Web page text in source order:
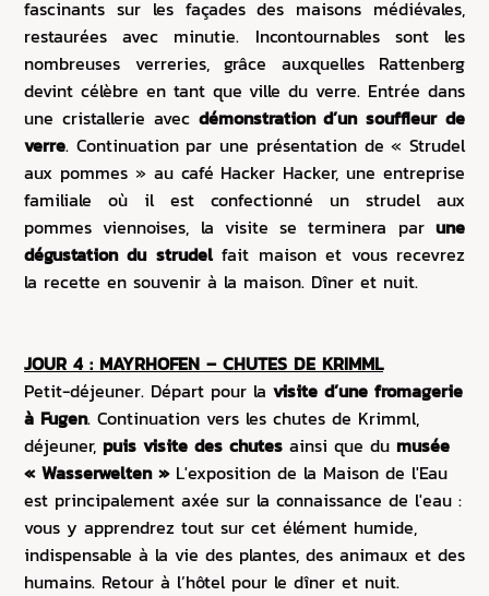
fascinants sur les façades des maisons médiévales,
restaurées avec minutie. Incontournables sont les
nombreuses verreries, grâce auxquelles Rattenberg
devint célèbre en tant que ville du verre. Entrée dans
une cristallerie avec démonstration d’un souffleur de
verre. Continuation par une présentation de « Strudel
aux pommes » au café Hacker Hacker, une entreprise
familiale où il est confectionné un strudel aux
pommes viennoises, la visite se terminera par une
dégustation du strudelfait maison et vous recevrez
la recette en souvenir à la maison. Dîner et nuit.
JOUR 4 : MAYRHOFEN – CHUTES DE KRIMML
Petit-déjeuner. Départ pour la visite d’une fromagerie
à Fugen. Continuation vers les chutes de Krimml,
déjeuner, puis visite des chutes ainsi que du musée
« Wasserwelten » L'exposition de la Maison de l'Eau
est principalement axée sur la connaissance de l'eau :
vous y apprendrez tout sur cet élément humide,
indispensable à la vie des plantes, des animaux et des
humains. Retour à l’hôtel pour le dîner et nuit.